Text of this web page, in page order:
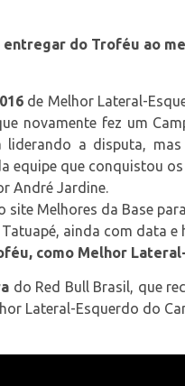
do Troféu ao
de Melhor Lateral-
novamente fez um
liderando a disputa,
equipe que conquistou
André Jardine.
Melhores da Base
ainda com data
como Melhor
do Red Bull Brasil, que
Lateral-Esquerdo do